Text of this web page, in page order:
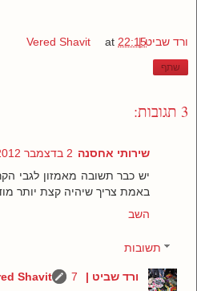
ורד שביט | Vered Shavit at22:15
שתף
3 תגובות:
שירותי אחסנה 2 בדצמבר 2012 בשעה 15:05
יש כבר תשובה מאמזון לגבי
באמת צריך שיהיה קצת יותר
השב
תשובות
ורד שביט | Vered Shavit
7 בינואר 2013 בשעה 0:55